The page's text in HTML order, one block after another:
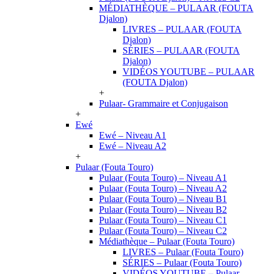
MÉDIATHÈQUE – PULAAR (FOUTA
Djalon)
LIVRES – PULAAR (FOUTA
Djalon)
SÉRIES – PULAAR (FOUTA
Djalon)
VIDÉOS YOUTUBE – PULAAR
(FOUTA Djalon)
+
Pulaar- Grammaire et Conjugaison
+
Ewé
Ewé – Niveau A1
Ewé – Niveau A2
+
Pulaar (Fouta Touro)
Pulaar (Fouta Touro) – Niveau A1
Pulaar (Fouta Touro) – Niveau A2
Pulaar (Fouta Touro) – Niveau B1
Pulaar (Fouta Touro) – Niveau B2
Pulaar (Fouta Touro) – Niveau C1
Pulaar (Fouta Touro) – Niveau C2
Médiathèque – Pulaar (Fouta Touro)
LIVRES – Pulaar (Fouta Touro)
SÉRIES – Pulaar (Fouta Touro)